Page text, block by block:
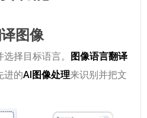
图像
选择目标语言。 图像语言翻译
进的AI图像处理来识别并把文